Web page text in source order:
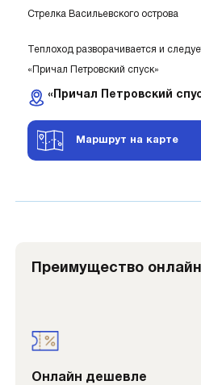
Стрелка Васильевского острова
Теплоход разворачивается и
«Причал Петровский спуск»
«Причал Петровский
Маршрут на карте
Преимущество
Онлайн дешевле